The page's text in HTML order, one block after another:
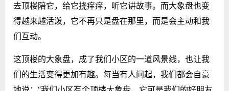
去顶楼陪它，给它挠痒痒，听它讲故事。而大象盘也变
得越来越活泼，它不再只是盘在那里，而是会主动和我
们互动。
这顶楼的大象盘，成了我们小区的一道风景线，也让我
们的生活变得更加有趣。每当有人问起，我们都会自豪